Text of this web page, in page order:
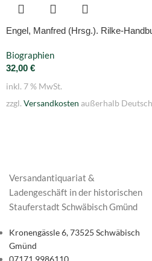
Engel, Manfred (Hrsg.). Rilke-
Biographien
32,00 €
inkl. 7 % MwSt.
zzgl. Versandkosten außerhalb
Versandantiquariat &
Ladengeschäft in der historischen
Stauferstadt Schwäbisch Gmünd
Kronengässle 6, 73525 Schwäbisch
Gmünd
07171 9986110